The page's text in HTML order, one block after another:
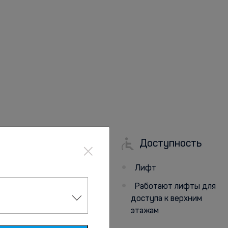
парковка поблизости
Доступность
Лифт
Работают лифты для
доступа к верхним
этажам
×